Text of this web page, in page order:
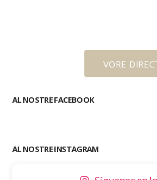
VORE
AL NOSTRE FACEBOOK
AL NOSTRE INSTAGRAM